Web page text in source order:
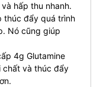
hấp thu nhanh.
thúc đẩy quá trình
Nó cũng giúp
4g Glutamine
chất và thúc đẩy